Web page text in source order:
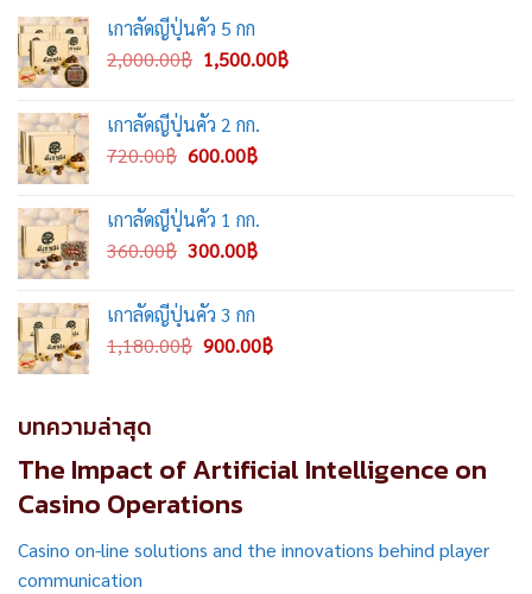
เกาลัดญี่ปุ่นคั่ว 5 กก
2,000.00฿ Original
was:
2,000.00฿.
1,500.00฿Current
เกาลัดญี่ปุ่นคั่ว 2 กก.
720.00฿ Original
was:
720.00฿.
600.00฿Current
600.00฿.
เกาลัดญี่ปุ่นคั่ว 1 กก.
360.00฿ Original
was:
360.00฿.
300.00฿Current
เกาลัดญี่ปุ่นคั่ว 3 กก
1,180.00฿ Original
900.00฿Current
บทความล่าสุด
The Impact of Artificial Intelligence on
Casino Operations
Casino on-line solutions and the innovations behind player
communication